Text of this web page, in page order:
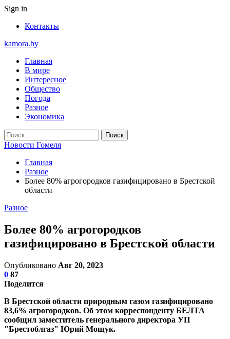
Sign in
Контакты
kamora.by
Главная
В мире
Интересное
Общество
Погода
Разное
Экономика
Новости Гомеля
Главная
Разное
Более 80% агрогородков газифицировано в Брестской
области
Разное
Более 80% агрогородков
газифицировано в Брестской области
Опубликовано Авг 20, 2023
0 87
Поделится
В Брестской области природным газом газифицировано
83,6% агрогородков. Об этом корреспонденту БЕЛТА
сообщил заместитель генерального директора УП
"Брестоблгаз" Юрий Мощук.